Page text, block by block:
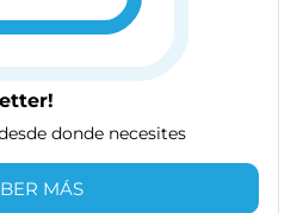
donde necesites
MÁS